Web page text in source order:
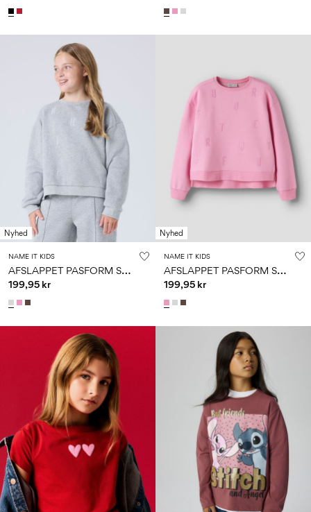
Nyhed
NAME IT KIDS
A
FSLAPPET PASFORM SWEATSHIRT
199,95 kr
Nyhed
NAME IT KIDS
A
FSLAPPET PASFORM SWEATSHIRT
199,95 kr